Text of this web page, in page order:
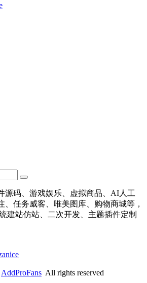
源码、游戏娱乐、虚拟商品、AI人工
、任务威客、唯美图库、购物商城等，
建站仿站、二次开发、主题插件定制
AddProFans All rights reserved